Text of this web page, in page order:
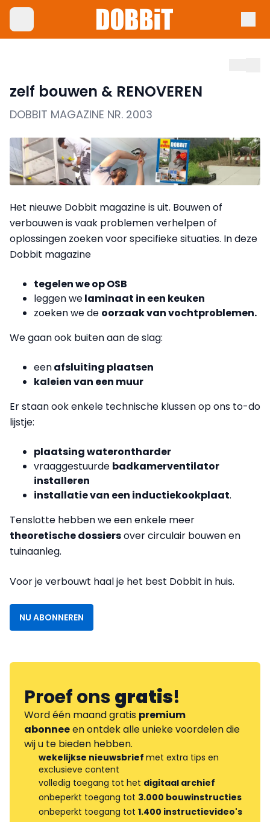
zelf bouwen & RENOVEREN
DOBBIT MAGAZINE NR. 2003
Het nieuwe Dobbit magazine is uit. Bouwen of
verbouwen is vaak problemen verhelpen of
oplossingen zoeken voor specifieke situaties. In deze
Dobbit magazine
tegelen we op OSB
leggen welaminaat in een keuken
zoeken we de oorzaak van vochtproblemen.
We gaan ook buiten aan de slag:
eenafsluiting plaatsen
kaleien van een muur
Er staan ook enkele technische klussen op ons to-do
lijstje:
plaatsing waterontharder
vraaggestuurde badkamerventilator
installeren
installatie van een inductiekookplaat.
Tenslotte hebben we een enkele meer
theoretische dossiersover circulair bouwen en
tuinaanleg.
Voor je verbouwt haal je het best Dobbit in huis.
NU ABONNEREN
Proef onsgratis!
Word één maand gratis premium
abonneeen ontdek alle unieke voordelen die
wij u te bieden hebben.
wekelijkse nieuwsbrief met extra tips en
exclusieve content
volledig toegang tot het digitaal archief
onbeperkt toegang tot 3.000 bouwinstructies
onbeperkt toegang tot 1.400 instructievideo's